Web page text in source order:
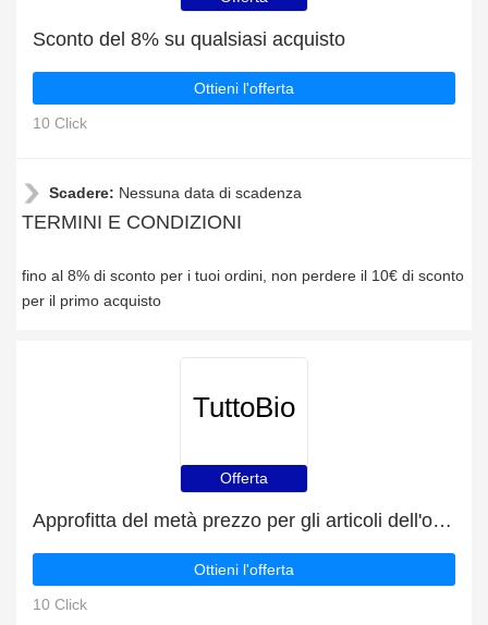
Sconto del 8% su qualsiasi acquisto
Ottieni l'offerta
10 Click
Scadere: Nessuna data di scadenza
TERMINI E CONDIZIONI
fino al 8% di sconto per i tuoi ordini, non perdere il 10€ di sconto
per il primo acquisto
TuttoBio
Offerta
Approfitta del metà prezzo per gli articoli dell'outlet
Ottieni l'offerta
10 Click